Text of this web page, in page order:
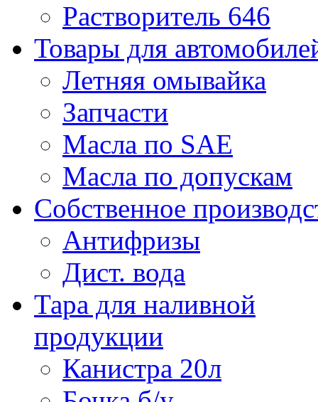
Растворитель 646
Товары для
Летняя омывайка
Запчасти
Масла по SAE
Масла по допускам
Собственное
Антифризы
Дист. вода
Тара для наливной
продукции
Канистра 20л